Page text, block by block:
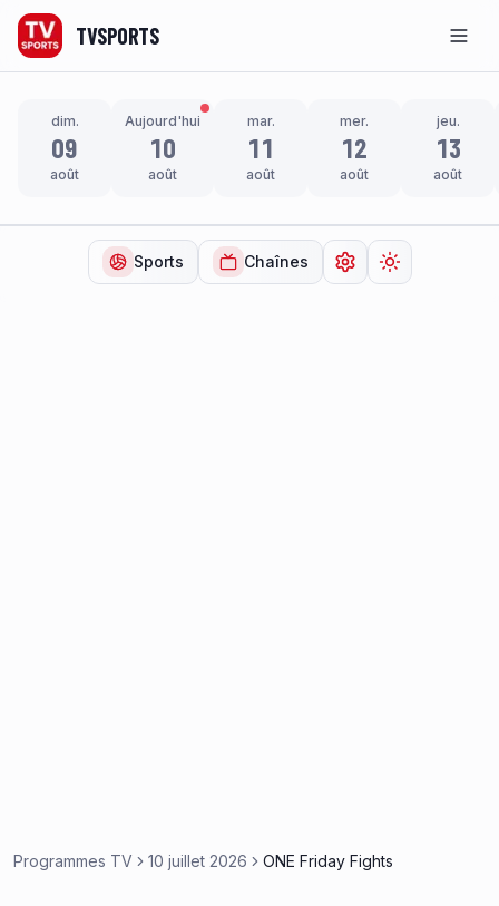
TVSPORTS
dim.
09
août
Aujourd'hui
10
août
mar.
11
août
mer.
12
août
jeu.
13
août
Sports Chaînes Ouvrir lesChanger de
Programmes TV 10 juillet 2026 ONE Friday Fights